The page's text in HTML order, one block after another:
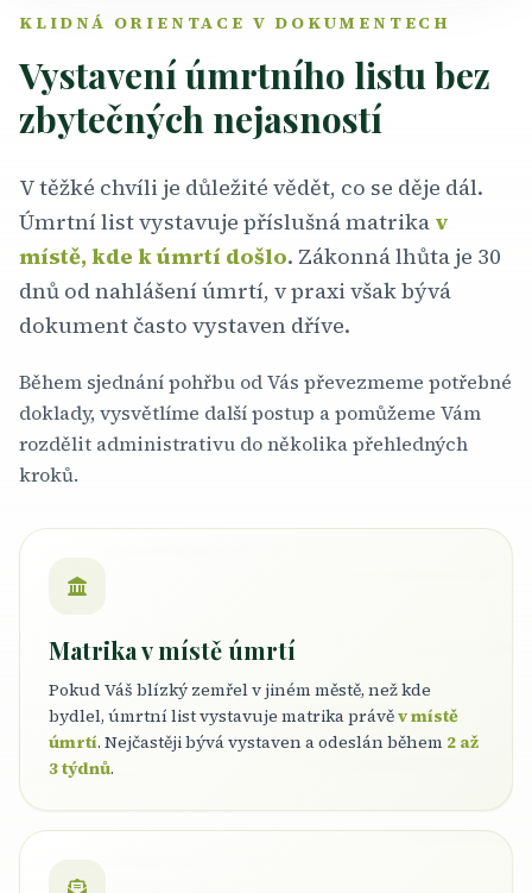
KLIDNÁ ORIENTACE V DOKUMENTECH
Vystavení úmrtního listu bez
zbytečných nejasností
V těžké chvíli je důležité vědět, co se děje dál.
Úmrtní list vystavuje příslušná matrika v
místě, kde k úmrtí došlo. Zákonná lhůta je 30
dnů od nahlášení úmrtí, v praxi však bývá
dokument často vystaven dříve.
Během sjednání pohřbu od Vás převezmeme potřebné
doklady, vysvětlíme další postup a pomůžeme Vám
rozdělit administrativu do několika přehledných
kroků.
Matrika v místě úmrtí
Pokud Váš blízký zemřel v jiném městě, než kde
bydlel, úmrtní list vystavuje matrika právěv místě
úmrtí. Nejčastěji bývá vystaven a odeslán během 2 až
3 týdnů.